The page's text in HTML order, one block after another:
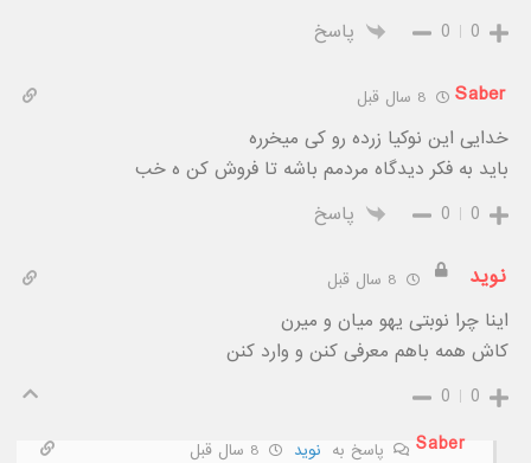
0
0 پاسخ
Saber
خدایی این نوکیا زرده رو کی میخرره
باید به فکر دیدگاه مردمم باشه تا فروش کن ه خب
0
0 پاسخ
نوید
اینا چرا نوبتی یهو میان و میرن
کاش همه باهم معرفی کنن و وارد کنن
0
0
Saber
پاسخ به نوید